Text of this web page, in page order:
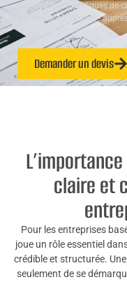
aux besoins spécifiques de
cohérente qui résonne
Demander un devis
claire et
Pour les entreprises
joue un rôle essentiel
crédible et structurée.
seulement de se